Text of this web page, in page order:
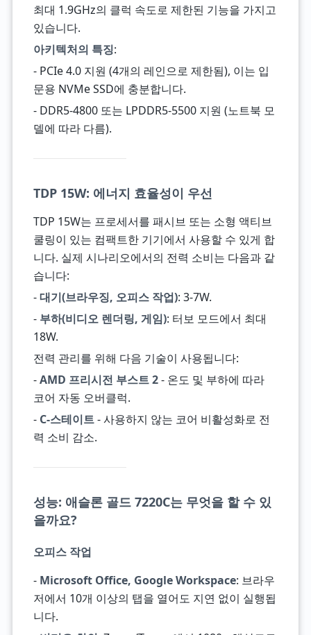
최대 1.9GHz의 클럭 속도로 제한된 기능을 가지고
있습니다.
아키텍처의 특징:
- PCIe 4.0 지원 (4개의 레인으로 제한됨), 이는 입
문용 NVMe SSD에 충분합니다.
- DDR5-4800 또는 LPDDR5-5500 지원 (노트북 모
델에 따라 다름).
TDP 15W: 에너지 효율성이 우선
TDP 15W는 프로세서를 패시브 또는 소형 액티브
쿨링이 있는 컴팩트한 기기에서 사용할 수 있게 합
니다. 실제 시나리오에서의 전력 소비는 다음과 같
습니다:
-대기(브라우징, 오피스 작업): 3-7W.
- 부하(비디오 렌더링, 게임): 터보 모드에서 최대
18W.
전력 관리를 위해 다음 기술이 사용됩니다:
-AMD 프리시전 부스트 2- 온도 및 부하에 따라
코어 자동 오버클럭.
- C-스테이트- 사용하지 않는 코어 비활성화로 전
력 소비 감소.
성능: 애슬론 골드 7220C는 무엇을 할 수 있
을까요?
오피스 작업
- Microsoft Office, Google Workspace: 브라우
저에서 10개 이상의 탭을 열어도 지연 없이 실행됩
니다.